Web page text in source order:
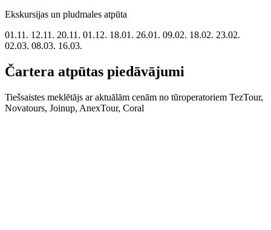
Ekskursijas un pludmales atpūta
01.11. 12.11. 20.11. 01.12. 18.01. 26.01. 09.02. 18.02. 23.02.
02.03. 08.03. 16.03.
Čartera atpūtas piedāvājumi
Tiešsaistes meklētājs ar aktuālām cenām no tūroperatoriem TezTour,
Novatours, Joinup, AnexTour, Coral